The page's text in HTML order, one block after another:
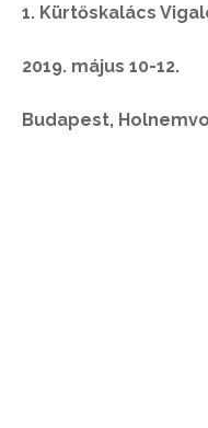
1. Kürtőskalács
2019. május 10-12.
Budapest,